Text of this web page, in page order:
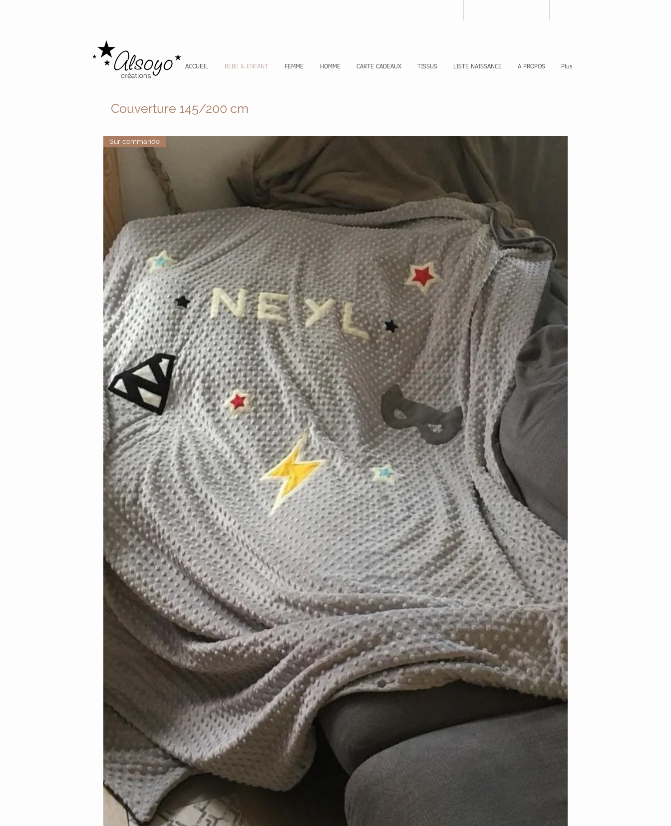
ACCUEIL BEBE & ENFANT FEMME HOMME CARTE CADEAUX TISSUS LISTE NAISSANCE A PROPOS Plus
Couverture 145/200 cm
Sur commande